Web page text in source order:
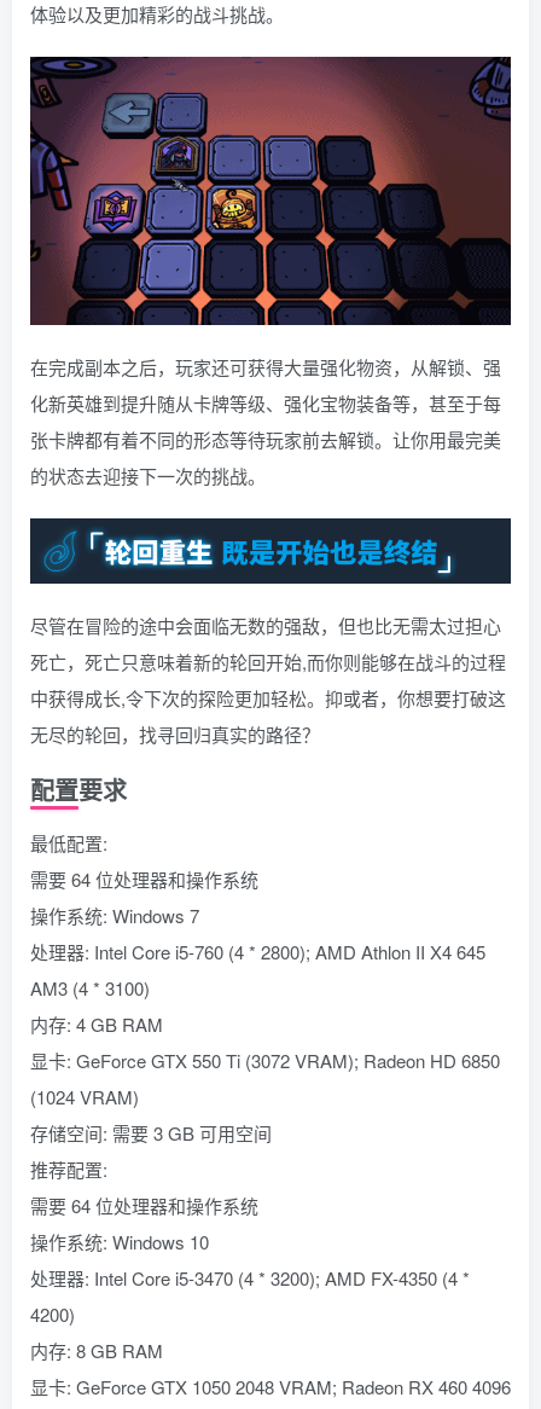
体验以及更加精彩的战斗挑战。
在完成副本之后，玩家还可获得大量强化物资，从解锁、强
化新英雄到提升随从卡牌等级、强化宝物装备等，甚至于每
张卡牌都有着不同的形态等待玩家前去解锁。让你用最完美
的状态去迎接下一次的挑战。
尽管在冒险的途中会面临无数的强敌，但也比无需太过担心
死亡，死亡只意味着新的轮回开始,而你则能够在战斗的过程
中获得成长,令下次的探险更加轻松。抑或者，你想要打破这
无尽的轮回，找寻回归真实的路径？
配置要求
最低配置:
需要 64 位处理器和操作系统
操作系统: Windows 7
处理器: Intel Core i5-760 (4 * 2800); AMD Athlon II X4 645
AM3 (4 * 3100)
内存: 4 GB RAM
显卡: GeForce GTX 550 Ti (3072 VRAM); Radeon HD 6850
(1024 VRAM)
存储空间: 需要 3 GB 可用空间
推荐配置:
需要 64 位处理器和操作系统
操作系统: Windows 10
处理器: Intel Core i5-3470 (4 * 3200); AMD FX-4350 (4 *
4200)
内存: 8 GB RAM
显卡: GeForce GTX 1050 2048 VRAM; Radeon RX 460 4096